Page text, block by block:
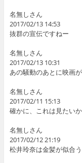
名無しさん
2017/02/13 14:53
抜群の宣伝ですねー
名無しさん
2017/02/13 10:31
あの騒動のあとに映画
名無しさん
2017/02/11 15:13
確かに、これは見たい
名無しさん
2017/02/12 21:19
松井玲奈は金髪が似合う